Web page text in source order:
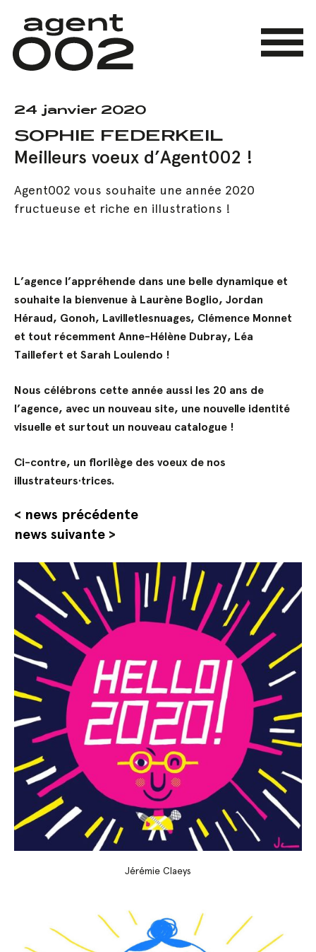
main
content
Menu
24 janvier 2020
SOPHIE FEDERKEIL
Meilleurs voeux d’Agent002 !
Agent002 vous souhaite une année 2020
fructueuse et riche en illustrations !
L’agence l’appréhende dans une belle dynamique et
souhaite la bienvenue à Laurène Boglio, Jordan
Héraud, Gonoh, Lavilletlesnuages, Clémence Monnet
et tout récemment Anne-Hélène Dubray, Léa
Taillefert et Sarah Loulendo !
Nous célébrons cette année aussi les 20 ans de
l’agence, avec un nouveau site, une nouvelle identité
visuelle et surtout un nouveau catalogue !
Ci-contre, un florilège des voeux de nos
illustrateurs·trices.
< news précédente
news suivante >
Jérémie Claeys